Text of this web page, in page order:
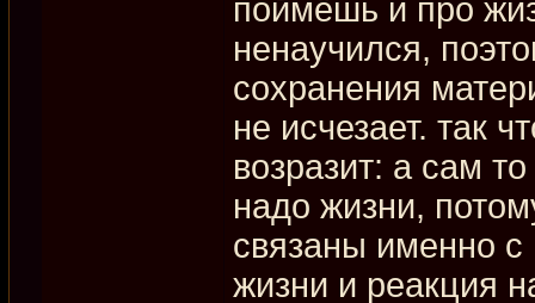
поймёшь и про
ненаучился,
сохранения
не исчезает. так
возразит: а сам
надо жизни,
связаны именно с
жизни и реакция